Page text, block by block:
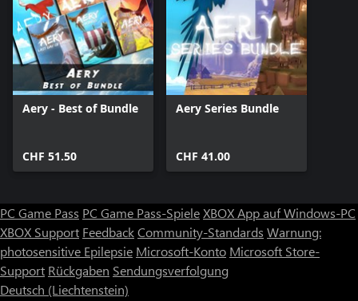
Aery - Best of Bundle
CHF 51.50
Aery Series Bundle
CHF 41.00
PC Game Pass PC Game Pass-SpieleXBOX App auf Windows-PC
XBOX Support FeedbackCommunity-Standards Warnung:
photosensitive Epilepsie Microsoft-Konto Microsoft Store-
Support Rückgaben Sendungsverfolgung
Deutsch (Liechtenstein)